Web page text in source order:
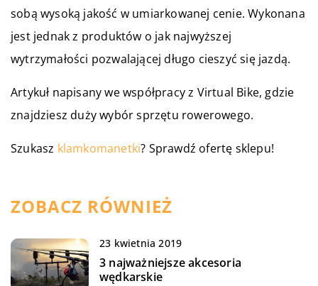
sobą wysoką jakość w umiarkowanej cenie. Wykonana
jest jednak z produktów o jak najwyższej
wytrzymałości pozwalającej długo cieszyć się jazdą.
Artykuł napisany we współpracy z Virtual Bike, gdzie
znajdziesz duży wybór sprzętu rowerowego.
Szukasz klamkomanetki? Sprawdź ofertę sklepu!
ZOBACZ RÓWNIEŻ
23 kwietnia 2019
3 najważniejsze akcesoria
wędkarskie